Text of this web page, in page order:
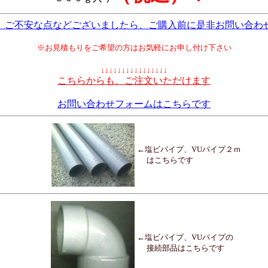
不安な点などございましたら、ご購入前に是非お問い合
※お見積もりをご希望の方はお気軽にお申し付け下さい
↓↓↓↓↓↓↓↓↓↓↓↓↓↓↓↓
こちらからも、ご注文いただけます
お問い合わせフォームはこちらです
←塩ビパイプ、VUパイプ２ｍ
はこちらです
←塩ビパイプ、VUパイプの
接続部品はこちらです